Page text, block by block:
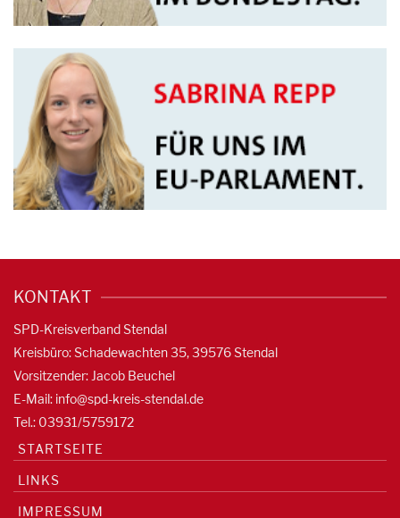
KONTAKT
SPD-Kreisverband Stendal
Kreisbüro: Schadewachten 35, 39576 Stendal
Vorsitzender: Jacob Beuchel
E-Mail: info@spd-kreis-stendal.de
Tel.: 03931/5759172
STARTSEITE
LINKS
IMPRESSUM